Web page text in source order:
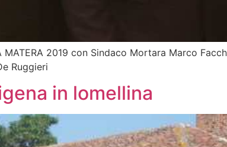
MATERA 2019 con Sindaco Mortara Marco
De Ruggieri
in lomellina